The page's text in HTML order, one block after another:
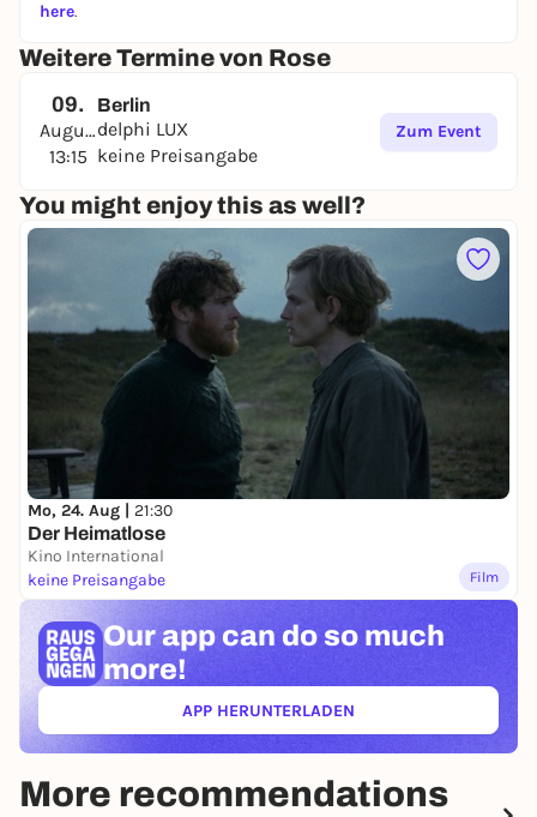
here.
Weitere Termine von Rose
09.
August
13:15
Berlin
delphi LUX
keine Preisangabe
Zum Event
You might enjoy this as well?
Mo, 24. Aug | 21:30
Der Heimatlose
Kino International
keine Preisangabe
Film
Our app can do so much
more!
APP HERUNTERLADEN(ÖFFNET IN NEUEM TAB)
More recommendations